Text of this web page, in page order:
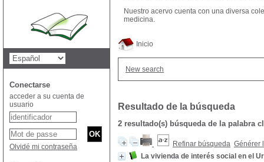
Inicio
New search
Resultado de la búsqueda
2 resultado(s) búsqueda de la palabra
Refinar búsqueda Générer
La vivienda de interés social en el
Nuestro acervo cuenta con una diversa
medicina.
Conectarse
acceder a su cuenta de
usuario
Olvidé mi contraseña